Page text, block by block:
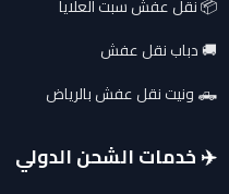
📦 نقل عفش سبت العلايا
🚚 دباب نقل عفش
🛻 ونيت نقل عفش بالرياض
✈️ خدمات الشحن الدولي